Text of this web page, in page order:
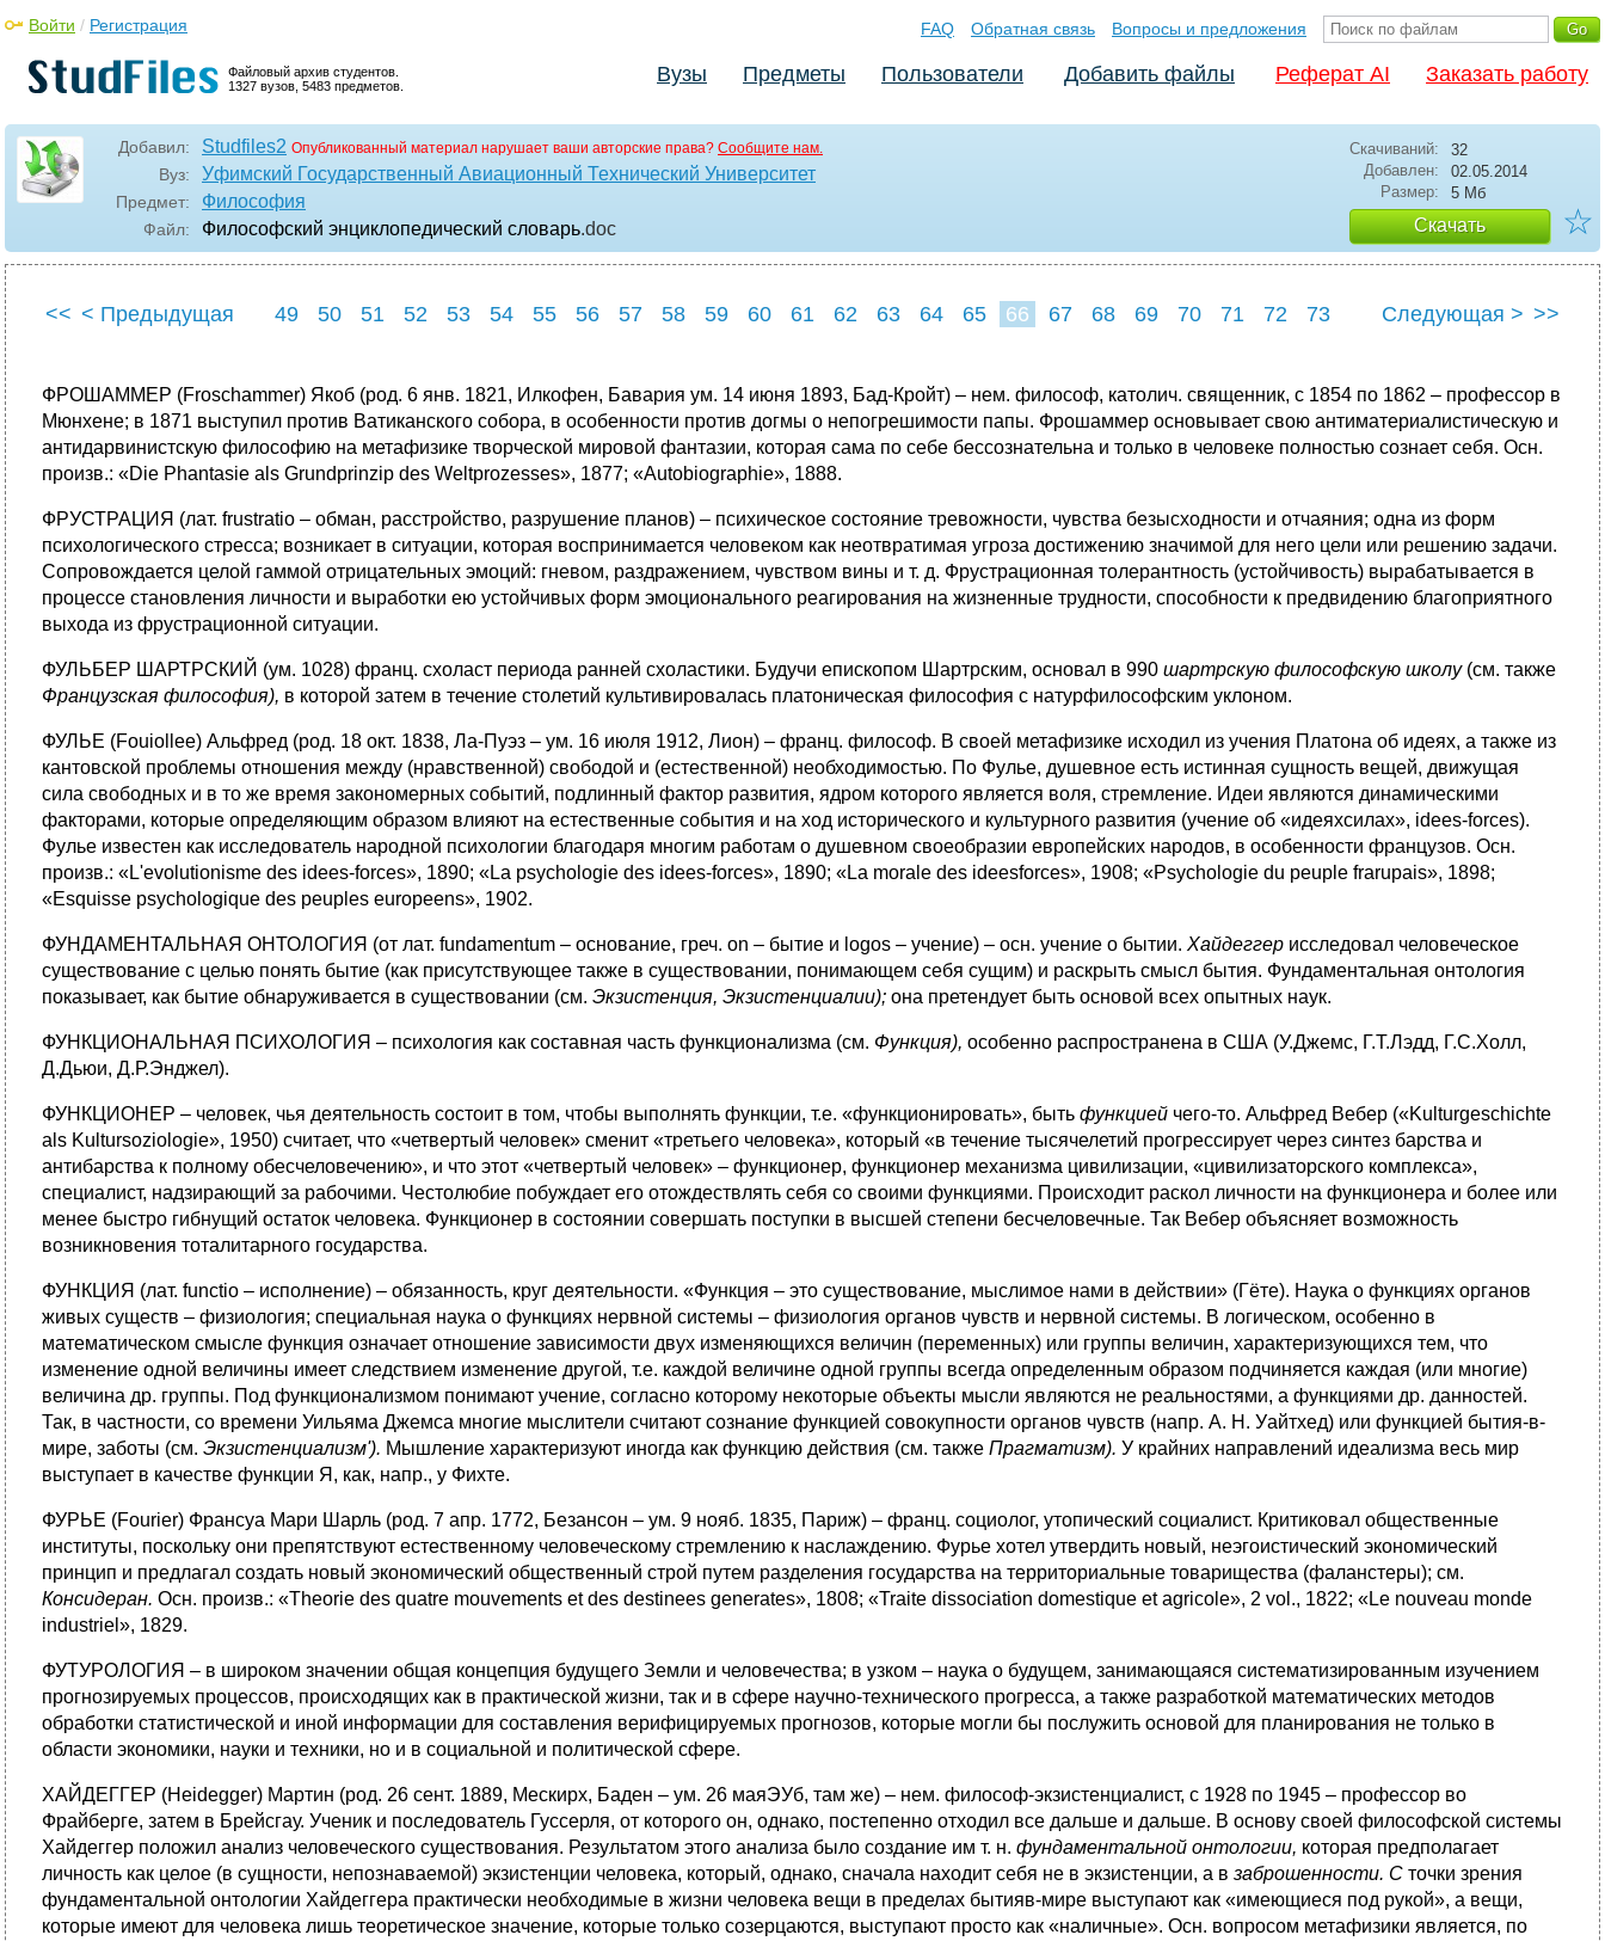
Файловый архив студентов.
1327 вузов, 5483 предметов.
Войти / Регистрация FAQ Обратная связь Вопросы и предложения
Вузы Предметы Пользователи Добавить файлы Реферат AI Заказать работу
Добавил: Studfiles2 Опубликованный материал нарушает ваши авторские права? Сообщите нам.
Вуз: Уфимский Государственный Авиационный Технический Университет
Предмет: Философия
Файл: Философский энциклопедический словарь.doc
Скачиваний:
32
Добавлен:
02.05.2014
Размер:
5 Мб
Скачать ☆
<< < Предыдущая 49 50 51 52 53 54 55 56 57 58 59 60 61 62 63 64 65 66 67 68 69 70 71 72 73 Следующая > >>
ФРОШАММЕР (Froschammer) Якоб (род. 6 янв. 1821, Илкофен, Бавария ум. 14 июня 1893, Бад-Кройт) – нем. философ, католич. священник, с 1854 по 1862 – профессор в
Мюнхене; в 1871 выступил против Ватиканского собора, в особенности против догмы о непогрешимости папы. Фрошаммер основывает свою антиматериалистическую и
антидарвинистскую философию на метафизике творческой мировой фантазии, которая сама по себе бессознательна и только в человеке полностью сознает себя. Осн.
произв.: «Die Phantasie als Grundprinzip des Weltprozesses», 1877; «Autobiographie», 1888.
ФРУСТРАЦИЯ (лат. frustratio – обман, расстройство, разрушение планов) – психическое состояние тревожности, чувства безысходности и отчаяния; одна из форм
психологического стресса; возникает в ситуации, которая воспринимается человеком как неотвратимая угроза достижению значимой для него цели или решению задачи.
Сопровождается целой гаммой отрицательных эмоций: гневом, раздражением, чувством вины и т. д. Фрустрационная толерантность (устойчивость) вырабатывается в
процессе становления личности и выработки ею устойчивых форм эмоционального реагирования на жизненные трудности, способности к предвидению благоприятного
выхода из фрустрационной ситуации.
ФУЛЬБЕР ШАРТРСКИЙ (ум. 1028) франц. схоласт периода ранней схоластики. Будучи епископом Шартрским, основал в 990 шартрскую философскую школу (см. также
Французская философия), в которой затем в течение столетий культивировалась платоническая философия с натурфилософским уклоном.
ФУЛЬЕ (Fouiollee) Альфред (род. 18 окт. 1838, Ла-Пуэз – ум. 16 июля 1912, Лион) – франц. философ. В своей метафизике исходил из учения Платона об идеях, а также из
кантовской проблемы отношения между (нравственной) свободой и (естественной) необходимостью. По Фулье, душевное есть истинная сущность вещей, движущая
сила свободных и в то же время закономерных событий, подлинный фактор развития, ядром которого является воля, стремление. Идеи являются динамическими
факторами, которые определяющим образом влияют на естественные события и на ход исторического и культурного развития (учение об «идеяхсилах», idees-forces).
Фулье известен как исследователь народной психологии благодаря многим работам о душевном своеобразии европейских народов, в особенности французов. Осн.
произв.: «L'evolutionisme des idees-forces», 1890; «La psychologie des idees-forces», 1890; «La morale des ideesforces», 1908; «Psychologie du peuple frarupais», 1898;
«Esquisse psychologique des peuples europeens», 1902.
ФУНДАМЕНТАЛЬНАЯ ОНТОЛОГИЯ (от лат. fundamentum – основание, греч. on – бытие и logos – учение) – осн. учение о бытии. Хайдеггер исследовал человеческое
существование с целью понять бытие (как присутствующее также в существовании, понимающем себя сущим) и раскрыть смысл бытия. Фундаментальная онтология
показывает, как бытие обнаруживается в существовании (см. Экзистенция, Экзистенциалии); она претендует быть основой всех опытных наук.
ФУНКЦИОНАЛЬНАЯ ПСИХОЛОГИЯ – психология как составная часть функционализма (см. Функция), особенно распространена в США (У.Джемс, Г.Т.Лэдд, Г.С.Холл,
Д.Дьюи, Д.Р.Энджел).
ФУНКЦИОНЕР – человек, чья деятельность состоит в том, чтобы выполнять функции, т.е. «функционировать», быть функцией чего-то. Альфред Вебер («Kulturgeschichte
als Kultursoziologie», 1950) считает, что «четвертый человек» сменит «третьего человека», который «в течение тысячелетий прогрессирует через синтез барства и
антибарства к полному обесчеловечению», и что этот «четвертый человек» – функционер, функционер механизма цивилизации, «цивилизаторского комплекса»,
специалист, надзирающий за рабочими. Честолюбие побуждает его отождествлять себя со своими функциями. Происходит раскол личности на функционера и более или
менее быстро гибнущий остаток человека. Функционер в состоянии совершать поступки в высшей степени бесчеловечные. Так Вебер объясняет возможность
возникновения тоталитарного государства.
ФУНКЦИЯ (лат. functio – исполнение) – обязанность, круг деятельности. «Функция – это существование, мыслимое нами в действии» (Гёте). Наука о функциях органов
живых существ – физиология; специальная наука о функциях нервной системы – физиология органов чувств и нервной системы. В логическом, особенно в
математическом смысле функция означает отношение зависимости двух изменяющихся величин (переменных) или группы величин, характеризующихся тем, что
изменение одной величины имеет следствием изменение другой, т.е. каждой величине одной группы всегда определенным образом подчиняется каждая (или многие)
величина др. группы. Под функционализмом понимают учение, согласно которому некоторые объекты мысли являются не реальностями, а функциями др. данностей.
Так, в частности, со времени Уильяма Джемса многие мыслители считают сознание функцией совокупности органов чувств (напр. А. Н. Уайтхед) или функцией бытия-в-
мире, заботы (см. Экзистенциализм'). Мышление характеризуют иногда как функцию действия (см. также Прагматизм). У крайних направлений идеализма весь мир
выступает в качестве функции Я, как, напр., у Фихте.
ФУРЬЕ (Fourier) Франсуа Мари Шарль (род. 7 апр. 1772, Безансон – ум. 9 нояб. 1835, Париж) – франц. социолог, утопический социалист. Критиковал общественные
институты, поскольку они препятствуют естественному человеческому стремлению к наслаждению. Фурье хотел утвердить новый, неэгоистический экономический
принцип и предлагал создать новый экономический общественный строй путем разделения государства на территориальные товарищества (фаланстеры); см.
Консидеран. Осн. произв.: «Theorie des quatre mouvements et des destinees generates», 1808; «Traite dissociation domestique et agricole», 2 vol., 1822; «Le nouveau monde
industriel», 1829.
ФУТУРОЛОГИЯ – в широком значении общая концепция будущего Земли и человечества; в узком – наука о будущем, занимающаяся систематизированным изучением
прогнозируемых процессов, происходящих как в практической жизни, так и в сфере научно-технического прогресса, а также разработкой математических методов
обработки статистической и иной информации для составления верифицируемых прогнозов, которые могли бы послужить основой для планирования не только в
области экономики, науки и техники, но и в социальной и политической сфере.
ХАЙДЕГГЕР (Heidegger) Мартин (род. 26 сент. 1889, Мескирх, Баден – ум. 26 маяЭУб, там же) – нем. философ-экзистенциалист, с 1928 по 1945 – профессор во
Фрайберге, затем в Брейсгау. Ученик и последователь Гуссерля, от которого он, однако, постепенно отходил все дальше и дальше. В основу своей философской системы
Хайдеггер положил анализ человеческого существования. Результатом этого анализа было создание им т. н. фундаментальной онтологии, которая предполагает
личность как целое (в сущности, непознаваемой) экзистенции человека, который, однако, сначала находит себя не в экзистенции, а в заброшенности. С точки зрения
фундаментальной онтологии Хайдеггера практически необходимые в жизни человека вещи в пределах бытияв-мире выступают как «имеющиеся под рукой», а вещи,
которые имеют для человека лишь теоретическое значение, которые только созерцаются, выступают просто как «наличные». Осн. вопросом метафизики является, по